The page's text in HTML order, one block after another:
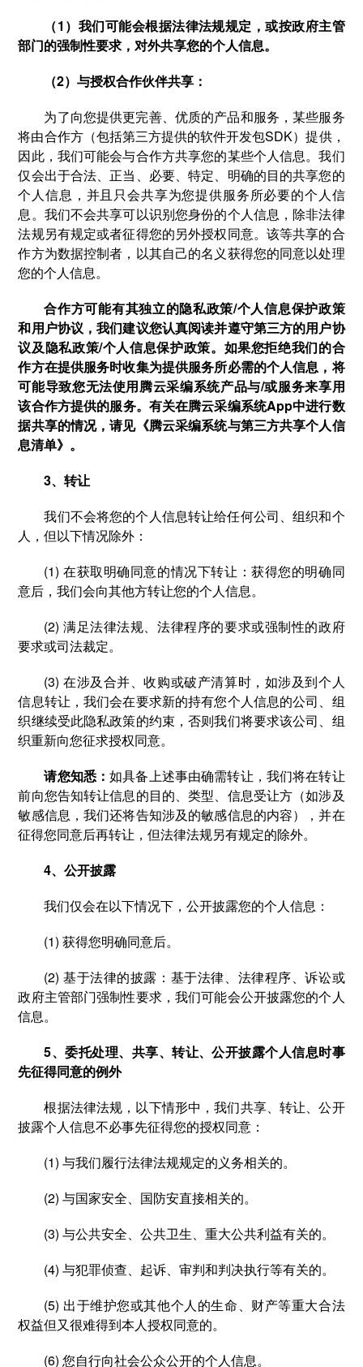
（1）我们可能会根据法律法规规定，或按政府主管
部门的强制性要求，对外共享您的个人信息。
（2）与授权合作伙伴共享：
为了向您提供更完善、优质的产品和服务，某些服务
将由合作方（包括第三方提供的软件开发包SDK）提供，
因此，我们可能会与合作方共享您的某些个人信息。我们
仅会出于合法、正当、必要、特定、明确的目的共享您的
个人信息，并且只会共享为您提供服务所必要的个人信
息。我们不会共享可以识别您身份的个人信息，除非法律
法规另有规定或者征得您的另外授权同意。该等共享的合
作方为数据控制者，以其自己的名义获得您的同意以处理
您的个人信息。
合作方可能有其独立的隐私政策/个人信息保护政策
和用户协议，我们建议您认真阅读并遵守第三方的用户协
议及隐私政策/个人信息保护政策。如果您拒绝我们的合
作方在提供服务时收集为提供服务所必需的个人信息，将
可能导致您无法使用腾云采编系统产品与/或服务来享用
该合作方提供的服务。有关在腾云采编系统App中进行数
据共享的情况，请见《腾云采编系统与第三方共享个人信
息清单》。
3、转让
我们不会将您的个人信息转让给任何公司、组织和个
人，但以下情况除外：
(1) 在获取明确同意的情况下转让：获得您的明确同
意后，我们会向其他方转让您的个人信息。
(2) 满足法律法规、法律程序的要求或强制性的政府
要求或司法裁定。
(3) 在涉及合并、收购或破产清算时，如涉及到个人
信息转让，我们会在要求新的持有您个人信息的公司、组
织继续受此隐私政策的约束，否则我们将要求该公司、组
织重新向您征求授权同意。
请您知悉：如具备上述事由确需转让，我们将在转让
前向您告知转让信息的目的、类型、信息受让方（如涉及
敏感信息，我们还将告知涉及的敏感信息的内容），并在
征得您同意后再转让，但法律法规另有规定的除外。
4、公开披露
我们仅会在以下情况下，公开披露您的个人信息：
(1) 获得您明确同意后。
(2) 基于法律的披露：基于法律、法律程序、诉讼或
政府主管部门强制性要求，我们可能会公开披露您的个人
信息。
5、委托处理、共享、转让、公开披露个人信息时事
先征得同意的例外
根据法律法规，以下情形中，我们共享、转让、公开
披露个人信息不必事先征得您的授权同意：
(1) 与我们履行法律法规规定的义务相关的。
(2) 与国家安全、国防安直接相关的。
(3) 与公共安全、公共卫生、重大公共利益有关的。
(4) 与犯罪侦查、起诉、审判和判决执行等有关的。
(5) 出于维护您或其他个人的生命、财产等重大合法
权益但又很难得到本人授权同意的。
(6) 您自行向社会公众公开的个人信息。